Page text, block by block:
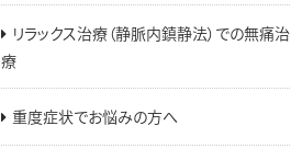
リラックス治療（静脈内鎮静法）での無痛治
療
重度症状でお悩みの方へ